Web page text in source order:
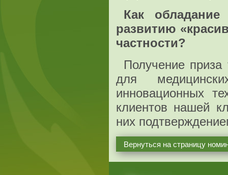
Как
развитию
частности?
Получение приза
для
инновационных
клиентов нашей
них
Вернуться на страницу